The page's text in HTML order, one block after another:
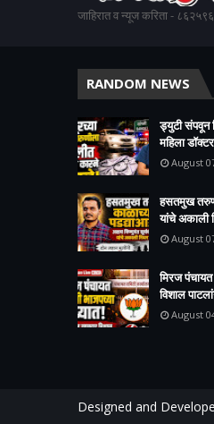
जाहिरात व न्यूज करिता -
RANDOM NEWS
ड्युटी संपवून
महिला
August
हसतमुख तरुण
यांचे अकाली
August
मिरज
विशाल
August
Designed and